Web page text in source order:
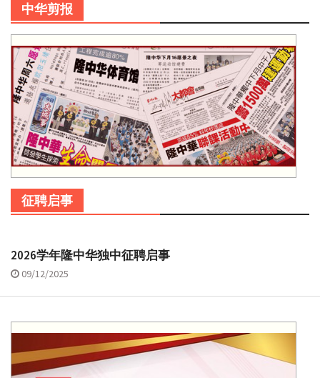
中华剪报
征聘启事
2026学年隆中华独中征聘启事
09/12/2025